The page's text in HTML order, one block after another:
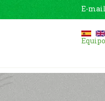
E-
Equipo